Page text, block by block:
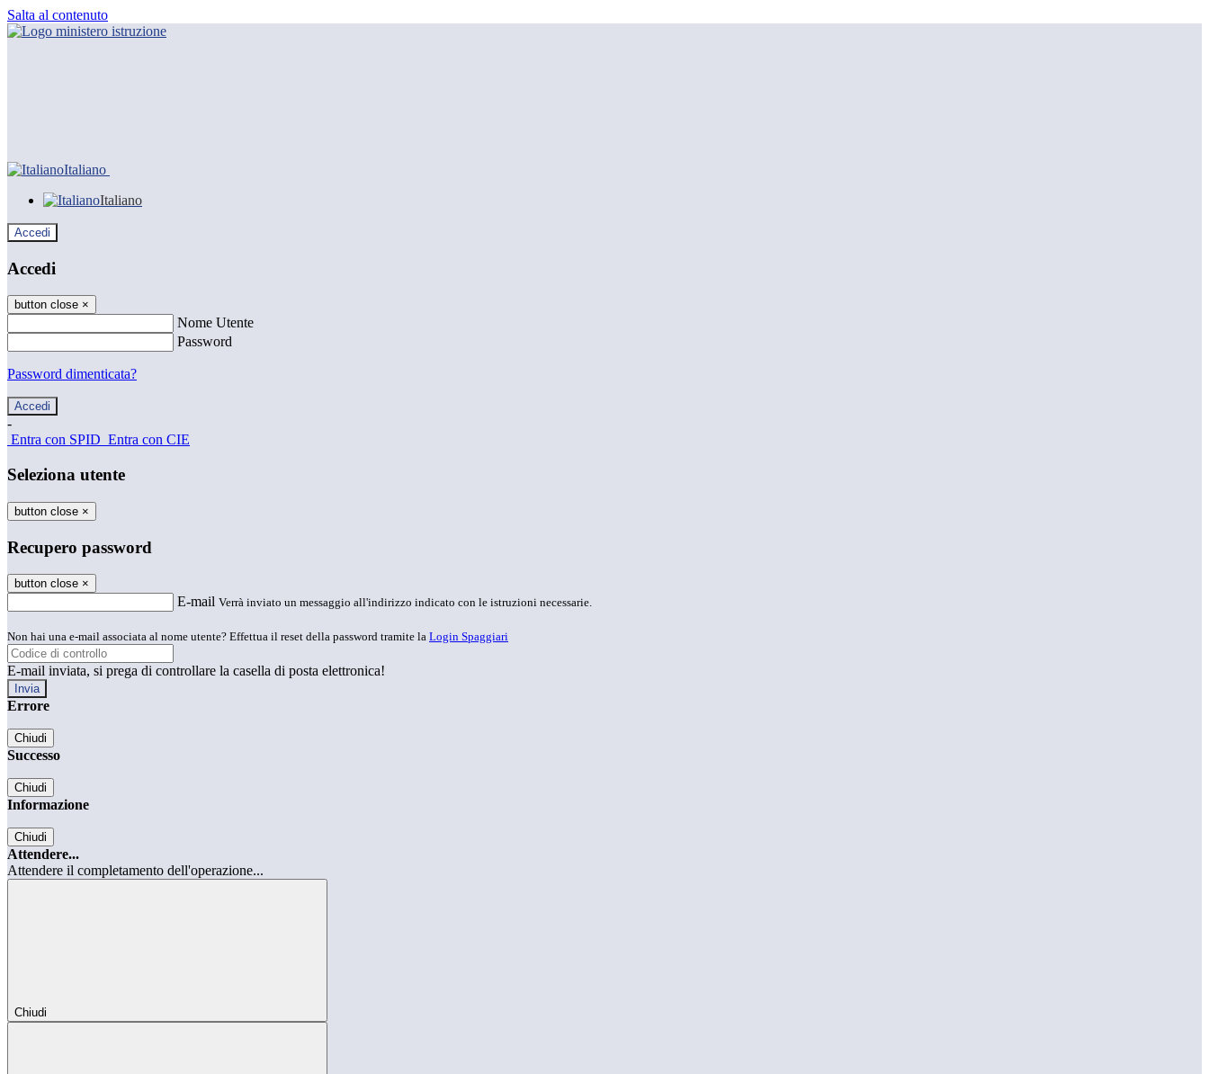
Salta al contenuto
Italiano
Italiano
Accedi
Accedi
button close ×
Nome Utente
Password
Password dimenticata?
-
Entra con SPID Entra con CIE
Seleziona utente
button close ×
Recupero password
button close ×
E-mail Verrà inviato un messaggio all'indirizzo indicato con le istruzioni necessarie.
Non hai una e-mail associata al nome utente? Effettua il reset della password tramite la Login Spaggiari
E-mail inviata, si prega di controllare la casella di posta elettronica!
Errore
Chiudi
Successo
Chiudi
Informazione
Chiudi
Attendere...
Attendere il completamento dell'operazione...
Chiudi